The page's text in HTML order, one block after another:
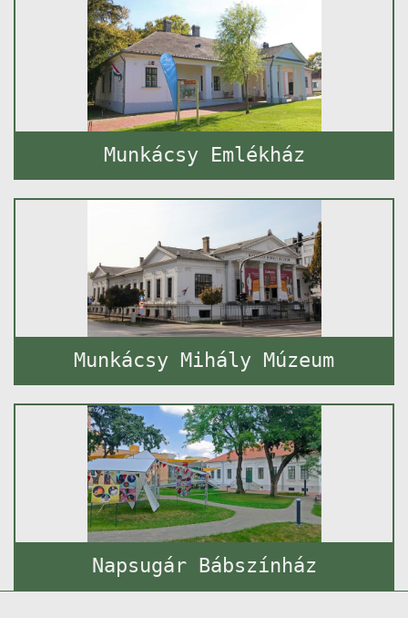
Munkácsy Emlékház
Munkácsy Mihály Múzeum
Napsugár Bábszínház